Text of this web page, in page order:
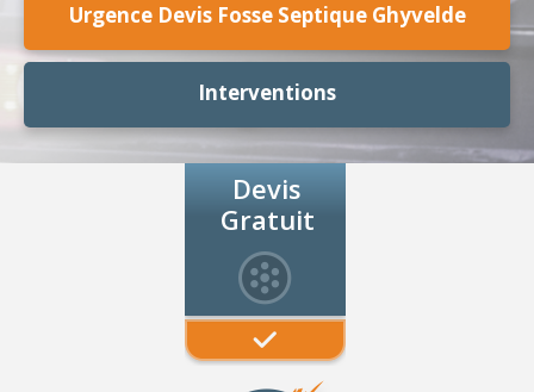
Urgence Devis Fosse Septique Ghyvelde
Interventions
Devis
Gratuit